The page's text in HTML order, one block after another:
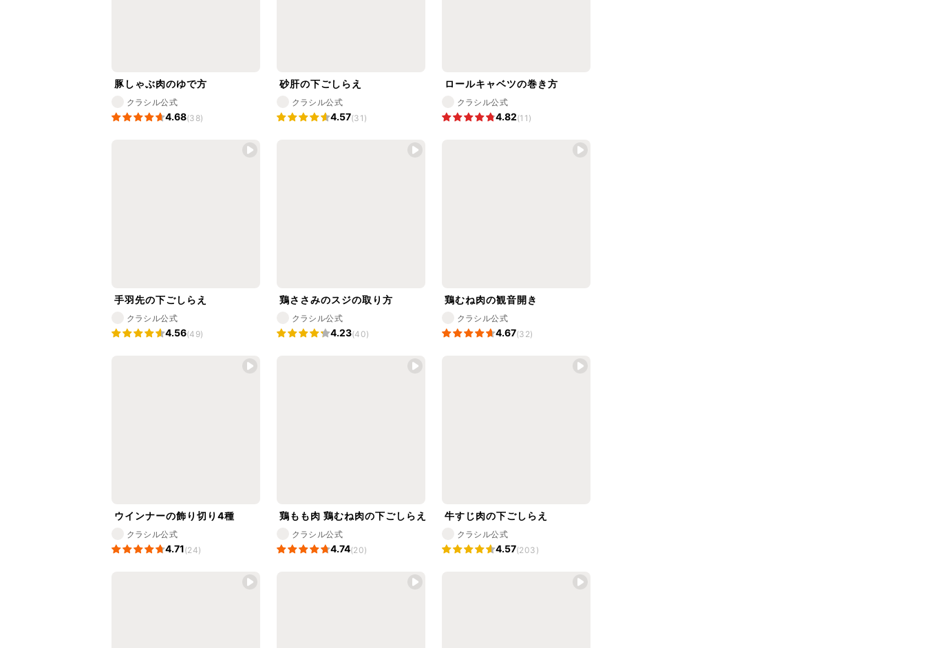
豚しゃぶ肉のゆで方
クラシル公式
4.68(38)
砂肝の下ごしらえ
クラシル公式
4.57(31)
ロールキャベツの巻き方
クラシル公式
4.82(11)
手羽先の下ごしらえ
クラシル公式
4.56(49)
鶏ささみのスジの取り方
クラシル公式
4.23(40)
鶏むね肉の観音開き
クラシル公式
4.67(32)
ウインナーの飾り切り4種
クラシル公式
4.71(24)
鶏もも肉 鶏むね肉の下ごしらえ
クラシル公式
4.74(20)
牛すじ肉の下ごしらえ
クラシル公式
4.57(203)